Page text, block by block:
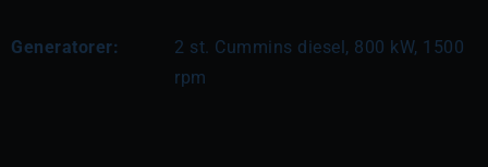
Generatorer:
2 st. Cummins diesel, 800 kW, 1500
rpm